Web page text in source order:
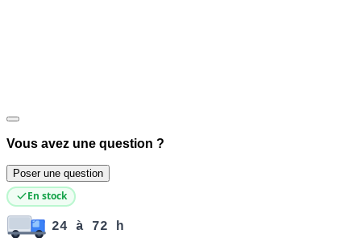
Vous avez une question ?
Poser une question
En stock
24 à 72 h